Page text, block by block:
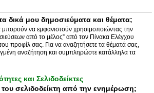
μου δημοσιεύματα και θέματα;
μπορούν να εμφανιστούν χρησιμοποιώντας την
από το μέλος” από τον Πίνακα Ελέγχου
προφίλ σας. Για να αναζητήσετε τα θέματά σας,
αναζήτηση και συμπληρώστε κατάλληλα τα
και Σελιδοδείκτες
του σελιδοδείκτη από την ενημέρωση;